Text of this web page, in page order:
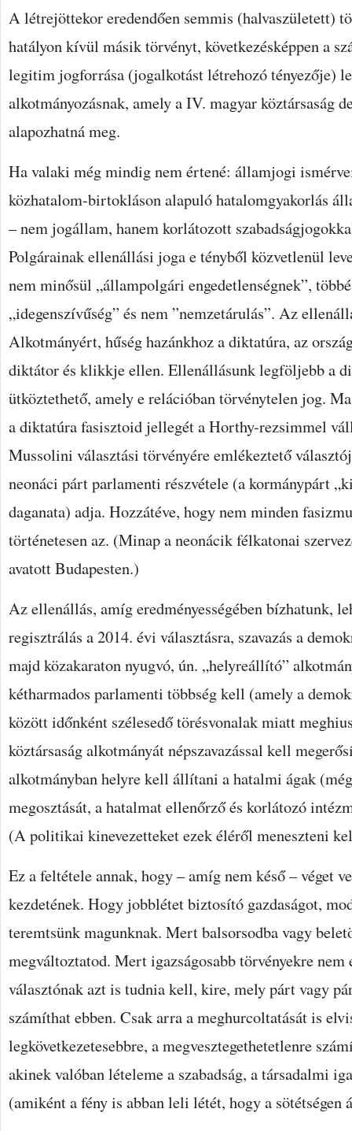
A létrejöttekor eredendően semmis (halvaszületett)
hatályon kívül másik törvényt, következésképpen a
legitim jogforrása (jogalkotást létrehozó tényezője)
alkotmányozásnak, amely a IV. magyar köztársaság
alapozhatná meg.
Ha valaki még mindig nem értené: államjogi
közhatalom-birtokláson alapuló hatalomgyakorlás
– nem jogállam, hanem korlátozott
Polgárainak ellenállási joga e tényből közvetlenül
nem minősül „állampolgári engedetlenségnek”,
„idegenszívűség” és nem ”nemzetárulás”. Az
Alkotmányért, hűség hazánkhoz a diktatúra, az
diktátor és klikkje ellen. Ellenállásunk legföljebb a
ütköztethető, amely e relációban törvénytelen jog.
a diktatúra fasisztoid jellegét a Horthy-rezsimmel
Mussolini választási törvényére emlékeztető
neonáci párt parlamenti részvétele (a kormánypárt
daganata) adja. Hozzátéve, hogy nem minden
történetesen az. (Minap a neonácik félkatonai
avatott Budapesten.)
Az ellenállás, amíg eredményességében bízhatunk,
regisztrálás a 2014. évi választásra, szavazás a
majd közakaraton nyugvó, ún. „helyreállító”
kétharmados parlamenti többség kell (amely a
között időnként szélesedő törésvonalak miatt
köztársaság alkotmányát népszavazással kell
alkotmányban helyre kell állítani a hatalmi ágak
megosztását, a hatalmat ellenőrző és korlátozó
(A politikai kinevezetteket ezek éléről meneszteni
Ez a feltétele annak, hogy – amíg nem késő – véget
kezdetének. Hogy jobblétet biztosító gazdaságot,
teremtsünk magunknak. Mert balsorsodba vagy
megváltoztatod. Mert igazságosabb törvényekre
választónak azt is tudnia kell, kire, mely párt vagy
számíthat ebben. Csak arra a meghurcoltatását is
legkövetkezetesebbre, a megvesztegethetetlenre
akinek valóban lételeme a szabadság, a társadalmi
(amiként a fény is abban leli létét, hogy a sötétségen